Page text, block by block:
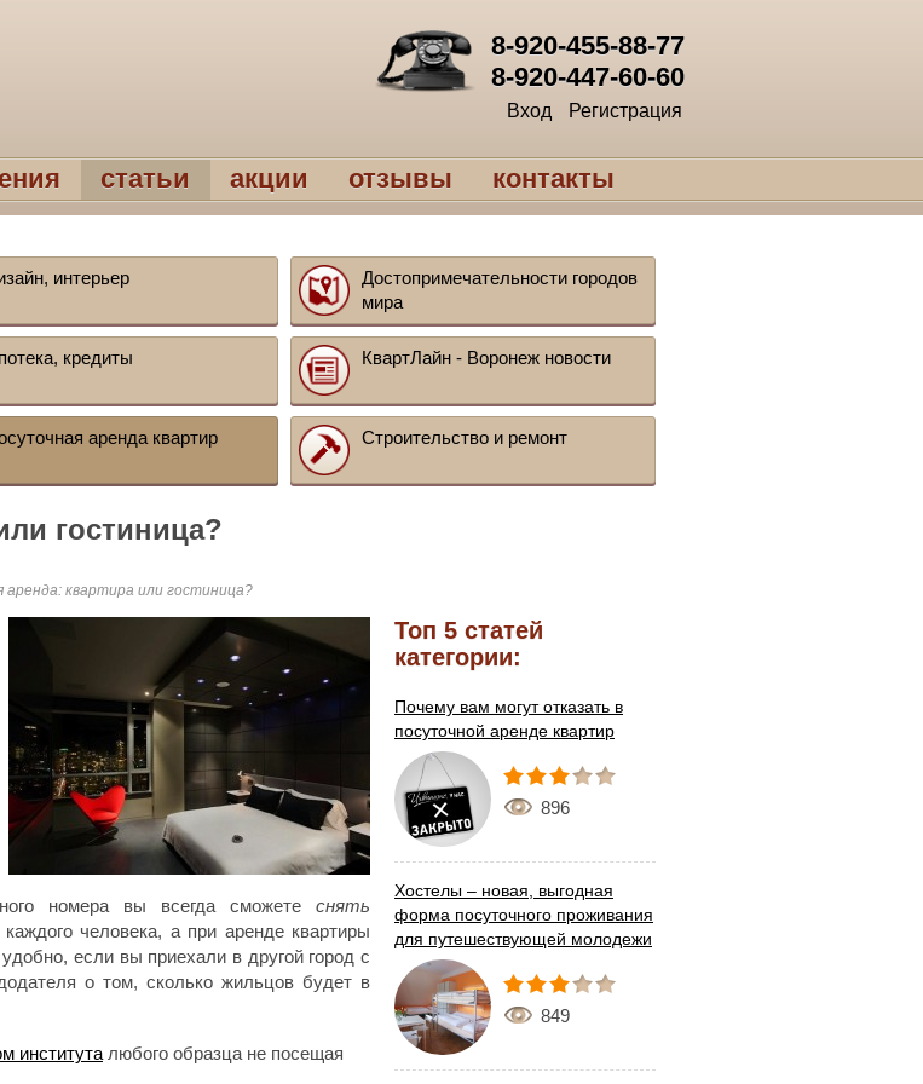
8-920-455-88-77
8-920-447-60-60
Вход Регистрация
статьи акции отзывы контакты
интерьер
Достопримечательности городов
мира
кредиты КвартЛайн - Воронеж новости
аренда квартир Строительство и ремонт
гостиница?
аренда: квартира или гостиница?
номера вы всегда сможете
снять
человека, а при аренде квартиры
если вы приехали в другой город с
о том, сколько жильцов будет в
института любого образца не посещая
Топ 5 статей
категории:
Почему вам могут отказать в
посуточной аренде квартир
896
Хостелы – новая, выгодная
форма посуточного проживания
для путешествующей молодежи
849